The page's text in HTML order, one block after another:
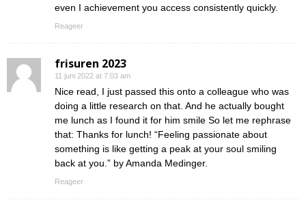
even I achievement you access consistently quickly.
Reageer
frisuren 2023
11 juni 2022 at 7:03 am
Nice read, I just passed this onto a colleague who was
doing a little research on that. And he actually bought
me lunch as I found it for him smile So let me rephrase
that: Thanks for lunch! “Feeling passionate about
something is like getting a peak at your soul smiling
back at you.” by Amanda Medinger.
Reageer